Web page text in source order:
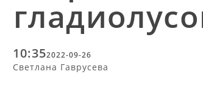
10:352022-09-26
Светлана Гаврусева